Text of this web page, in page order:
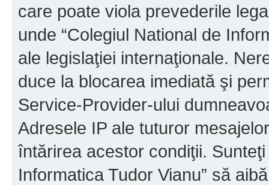
care poate viola prevederile
unde “Colegiul National de
ale legislaţiei internaţionale.
duce la blocarea imediată şi
Service-Provider-ului
Adresele IP ale tuturor
întărirea acestor condiţii.
Informatica Tudor Vianu” să